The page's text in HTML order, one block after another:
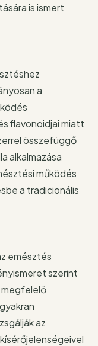
is ismert
a
flavonoidjai miatt
összefüggő
alkalmazása
működés
a tradicionális
emésztés
szerint
megfelelő
az